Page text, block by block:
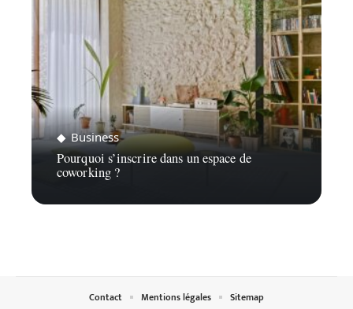
Business
Pourquoi s’inscrire dans un espace de
coworking ?
Contact Mentions légales Sitemap